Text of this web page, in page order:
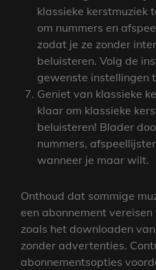
klassieke kerstmuziek
om nummers en
zodat je ze zonder
beluisteren. Volg de
gewenste instellingen
Geniet van klassieke
klaar om klassieke
beluisteren! Blader
nummers,
wanneer je maar wilt.
Onthoud dat sommige
een abonnement
zoals het downloaden
zonder advertenties.
abonnementsopties